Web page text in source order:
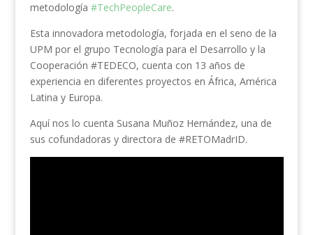
metodología #TechPeopleCare.
Esta innovadora metodología, forjada en el seno de la
UPM por el grupo Tecnología para el Desarrollo y la
Cooperación #TEDECO, cuenta con 13 años de
experiencia en diferentes proyectos en África, América
Latina y Europa.
Aquí nos lo cuenta Susana Muñoz Hernández, una de
sus cofundadoras y directora de #RETOMadrID.